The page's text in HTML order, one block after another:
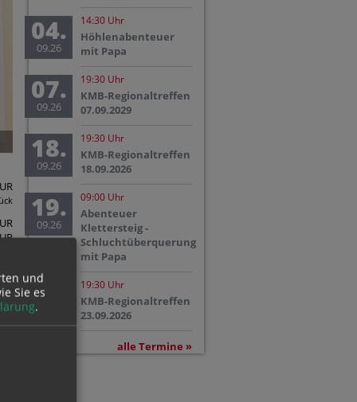
Kreuzwegbroschüre mit Bildern von Herbert Friedl
04.
09.26
14:30 Uhr
Höhlenabenteuer
mit Papa
07.
09.26
19:30 Uhr
KMB-Regionaltreffen
07.09.2029
18.
09.26
19:30 Uhr
KMB-Regionaltreffen
18.09.2026
19.
09.26
09:00 Uhr
Abenteuer
Klettersteig -
Schluchtüberquerung
mit Papa
23.
09.26
19:30 Uhr
KMB-Regionaltreffen
23.09.2026
alle Termine »
und
Sie es
.